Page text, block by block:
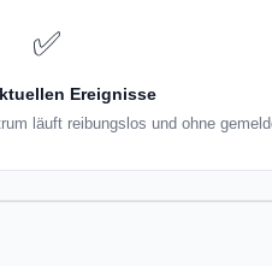
✅
Ereignisse
läuft reibungslos und ohne